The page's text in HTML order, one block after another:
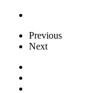
Previous
Next